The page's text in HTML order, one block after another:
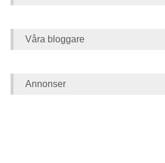
Våra bloggare
Annonser